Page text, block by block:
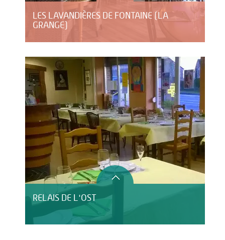
LES LAVANDIÈRES DE FONTAINE (LA
GRANGE)
RELAIS DE L'OST
LE DOMAINE DE BLANGY